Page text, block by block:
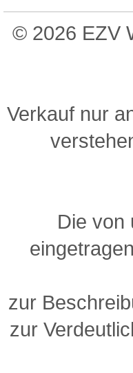
© 2026 EZV
Verkauf nur
Die von
zur
zur